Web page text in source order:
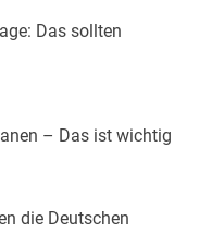
Das sollten
– Das ist wichtig
die Deutschen